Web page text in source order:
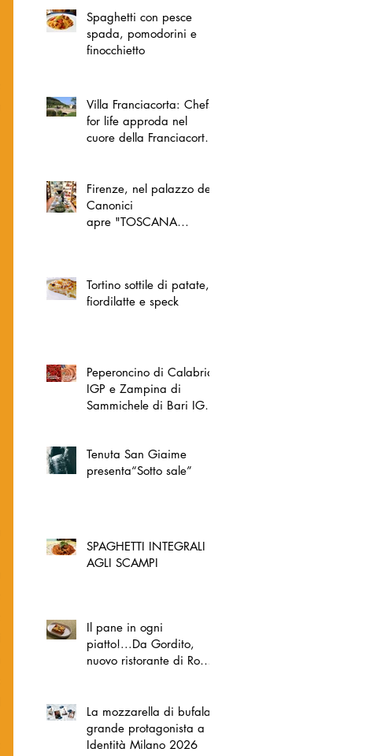
Spaghetti con pesce
spada, pomodorini e
finocchietto
Villa Franciacorta: Chefs
for life approda nel
cuore della Franciacorta,
Firenze, nel palazzo dei
Canonici
apre "TOSCANA
Tortino sottile di patate,
fiordilatte e speck
Peperoncino di Calabria
IGP e Zampina di
Sammichele di Bari IGP
Tenuta San Giaime
presenta“Sotto sale”
SPAGHETTI INTEGRALI
AGLI SCAMPI
Il pane in ogni
piatto!...Da Gordito,
nuovo ristorante di Roma
La mozzarella di bufala
grande protagonista a
Identità Milano 2026